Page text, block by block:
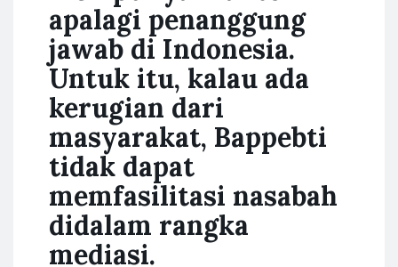
apalagi penanggung
jawab di Indonesia.
Untuk itu, kalau ada
kerugian dari
masyarakat, Bappebti
tidak dapat
memfasilitasi nasabah
didalam rangka
mediasi.